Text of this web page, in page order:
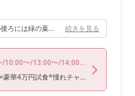
披露宴会場は白を基調とした会場で、高砂の後ろには緑の葉っぱが壁一面に装飾されている所が素敵で、おすすめのポイントです。 写真が映えるのはもちろんですが、会場装花との相性も良く、とても立派な会場に感じました！ 加えて好きなポイントは高砂の正面が全面ガラス張りで、外にはテラスやソファー席、プールのような水場があり、開放感がとても良いところです！オープンキッチンも会場内にあるので、料理している姿も楽しめたのではないかなと思います。 続きを見る
〜/13:00〜/14:00〜/18:00〜
【お盆BIGフェア】ギフト3万円×豪華4万円試食*憧れチャペル体験